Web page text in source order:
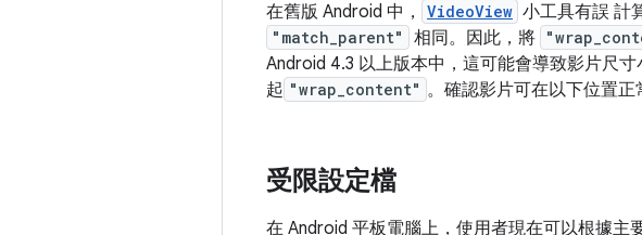
在舊版 Android 中，
VideoView 小工具有誤 計
"match_parent" 相同。因此，將
Android 4.3 以上版本中，這可能會導致影片尺
起 "wrap_content" 。確認影片可在以下位置
受限設定檔
在 Android 平板電腦上，使用者現在可以根據